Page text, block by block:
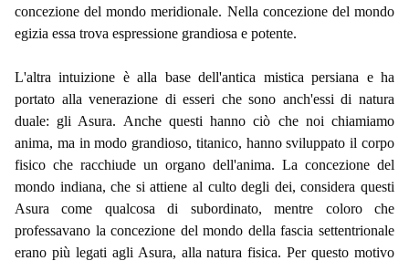
concezione del mondo meridionale. Nella concezione del mondo
egizia essa trova espressione grandiosa e potente.
L'altra intuizione è alla base dell'antica mistica persiana e ha
portato alla venerazione di esseri che sono anch'essi di natura
duale: gli Asura. Anche questi hanno ciò che noi chiamiamo
anima, ma in modo grandioso, titanico, hanno sviluppato il corpo
fisico che racchiude un organo dell'anima. La concezione del
mondo indiana, che si attiene al culto degli dei, considera questi
Asura come qualcosa di subordinato, mentre coloro che
professavano la concezione del mondo della fascia settentrionale
erano più legati agli Asura, alla natura fisica. Per questo motivo